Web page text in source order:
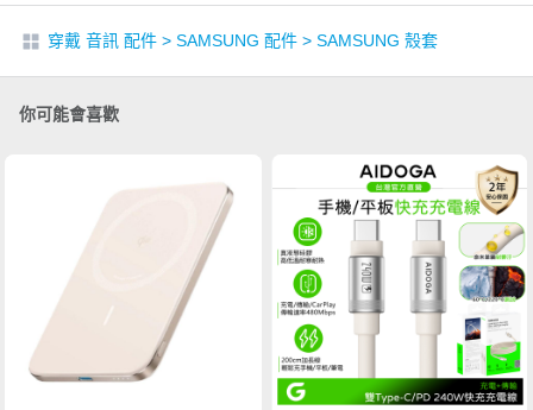
穿戴 音訊 配件 > SAMSUNG 配件 > SAMSUNG 殼套
你可能會喜歡